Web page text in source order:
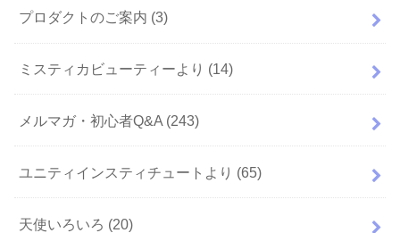
プロダクトのご案内 (3)
ミスティカビューティーより (14)
メルマガ・初心者Q&A (243)
ユニティインスティチュートより (65)
天使いろいろ (20)